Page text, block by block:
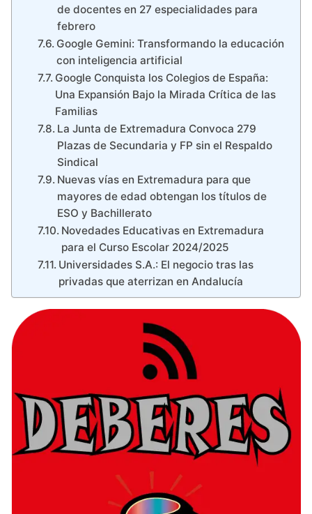
de docentes en 27 especialidades para
febrero
Google Gemini: Transformando la educación
con inteligencia artificial
Google Conquista los Colegios de España:
Una Expansión Bajo la Mirada Crítica de las
Familias
La Junta de Extremadura Convoca 279
Plazas de Secundaria y FP sin el Respaldo
Sindical
Nuevas vías en Extremadura para que
mayores de edad obtengan los títulos de
ESO y Bachillerato
Novedades Educativas en Extremadura
para el Curso Escolar 2024/2025
Universidades S.A.: El negocio tras las
privadas que aterrizan en Andalucía